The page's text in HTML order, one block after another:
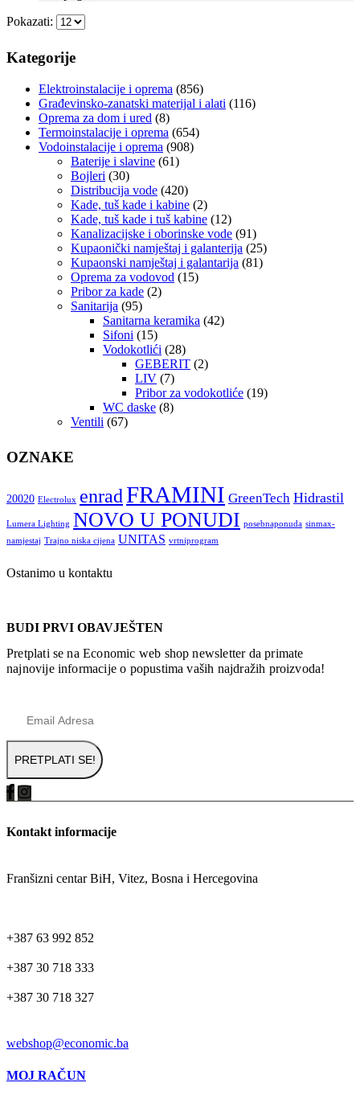
Pokazati:
Kategorije
Elektroinstalacije i oprema (856)
Građevinsko-zanatski materijal i alati (116)
Oprema za dom i ured (8)
Termoinstalacije i oprema (654)
Vodoinstalacije i oprema (908)
Baterije i slavine (61)
Bojleri (30)
Distribucija vode (420)
Kade, tuš kade i kabine (2)
Kade, tuš kade i tuš kabine (12)
Kanalizacijske i oborinske vode (91)
Kupaonički namještaj i galanterija (25)
Kupaonski namještaj i galantarija (81)
Oprema za vodovod (15)
Pribor za kade (2)
Sanitarija (95)
Sanitarna keramika (42)
Sifoni (15)
Vodokotlići (28)
GEBERIT (2)
LIV (7)
Pribor za vodokotliće (19)
WC daske (8)
Ventili (67)
OZNAKE
20020 Electrolux enradFRAMINI GreenTech Hidrastil
Lumera Lighting NOVO U PONUDI posebnaponuda sinmax-
namjestaj Trajno niska cijena UNITAS vrtniprogram
Ostanimo u kontaktu
BUDI PRVI OBAVJEŠTEN
Pretplati se na Economic web shop newsletter da primate
najnovije informacije o popustima vaših najdražih proizvoda!
Kontakt informacije
Franšizni centar BiH, Vitez, Bosna i Hercegovina
+387 63 992 852
+387 30 718 333
+387 30 718 327
webshop@economic.ba
MOJ RAČUN